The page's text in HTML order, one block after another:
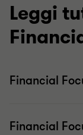
Leggi
Financial
Financial